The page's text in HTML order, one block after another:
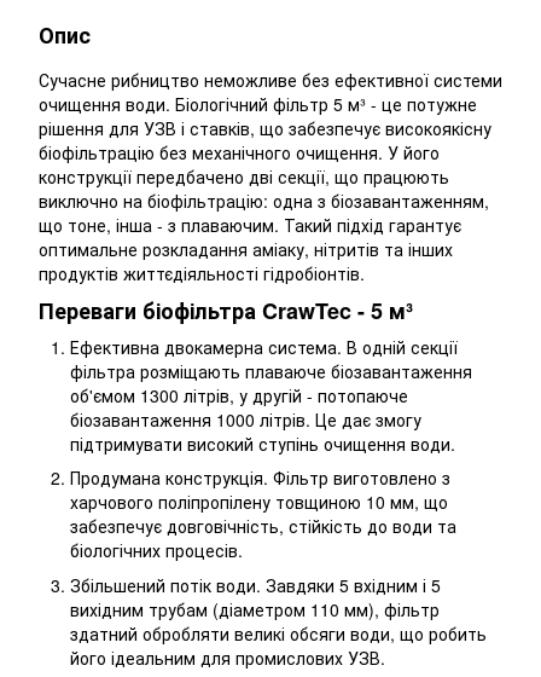
Опис
Сучасне рибництво неможливе без ефективної системи
очищення води. Біологічний фільтр 5 м³ - це потужне
рішення для УЗВ і ставків, що забезпечує високоякісну
біофільтрацію без механічного очищення. У його
конструкції передбачено дві секції, що працюють
виключно на біофільтрацію: одна з біозавантаженням,
що тоне, інша - з плаваючим. Такий підхід гарантує
оптимальне розкладання аміаку, нітритів та інших
продуктів життєдіяльності гідробіонтів.
Переваги біофільтра CrawTec - 5 м³
Ефективна двокамерна система. В одній секції
фільтра розміщають плаваюче біозавантаження
об'ємом 1300 літрів, у другій - потопаюче
біозавантаження 1000 літрів. Це дає змогу
підтримувати високий ступінь очищення води.
Продумана конструкція. Фільтр виготовлено з
харчового поліпропілену товщиною 10 мм, що
забезпечує довговічність, стійкість до води та
біологічних процесів.
Збільшений потік води. Завдяки 5 вхідним і 5
вихідним трубам (діаметром 110 мм), фільтр
здатний обробляти великі обсяги води, що робить
його ідеальним для промислових УЗВ.